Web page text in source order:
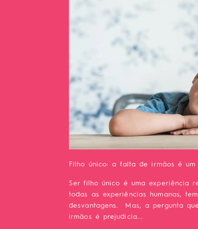
Filho único: a falta de irmãos é um
Ser filho único é uma experiência
todas as experiências humanas,
desvantagens. Mas, a pergunta
irmãos é prejudicia...